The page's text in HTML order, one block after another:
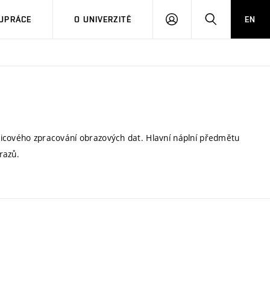
O UNIVERZITĚ
PŘIHLÁSIT HLEDATEN
zpracování obrazových dat. Hlavní náplní předmětu